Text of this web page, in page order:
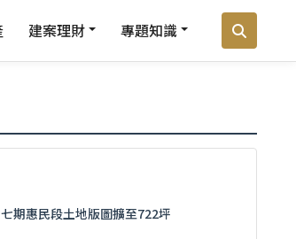
建案理財 專題知識
期惠民段土地版圖擴至722坪